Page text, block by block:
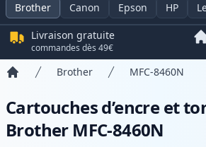
Brother Canon Epson HP
Livraison gratuite
commandes dès 49€
Brother MFC-8460N
Cartouches d’encre et
Brother MFC-8460N